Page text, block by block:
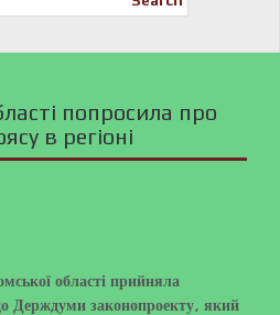
попросила про
в регіоні
області прийняла
Держдуми законопроекту, який